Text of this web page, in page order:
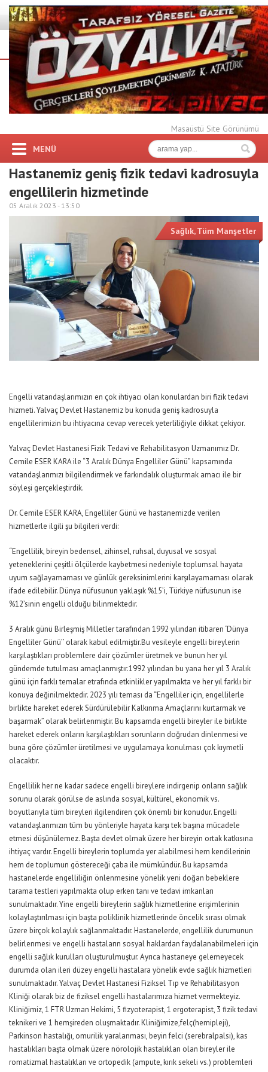
Masaüstü Site Görünümü
MENÜ
Hastanemiz geniş fizik tedavi kadrosuyla
engellilerin hizmetinde
05 Aralık 2023 - 13:50
Sağlık,Tüm Manşetler
Engelli vatandaşlarımızın en çok ihtiyacı olan konulardan biri fizik tedavi
hizmeti. Yalvaç Devlet Hastanemiz bu konuda geniş kadrosuyla
engellilerimizin bu ihtiyacına cevap verecek yeterliliğiyle dikkat çekiyor.
Yalvaç Devlet Hastanesi Fizik Tedavi ve Rehabilitasyon Uzmanımız Dr.
Cemile ESER KARA ile “3 Aralık Dünya Engelliler Günü” kapsamında
vatandaşlarımızı bilgilendirmek ve farkındalık oluşturmak amacı ile bir
söyleşi gerçekleştirdik.
Dr. Cemile ESER KARA, Engelliler Günü ve hastanemizde verilen
hizmetlerle ilgili şu bilgileri verdi:
“Engellilik, bireyin bedensel, zihinsel, ruhsal, duyusal ve sosyal
yeteneklerini çeşitli ölçülerde kaybetmesi nedeniyle toplumsal hayata
uyum sağlayamaması ve günlük gereksinimlerini karşılayamaması olarak
ifade edilebilir. Dünya nüfusunun yaklaşık %15’i, Türkiye nüfusunun ise
%12’sinin engelli olduğu bilinmektedir.
3 Aralık günü Birleşmiş Milletler tarafından 1992 yılından itibaren ‘Dünya
Engelliler Günü’’ olarak kabul edilmiştir.Bu vesileyle engelli bireylerin
karşılaştıkları problemlere dair çözümler üretmek ve bunun her yıl
gündemde tutulması amaçlanmıştır.1992 yılından bu yana her yıl 3 Aralık
günü için farklı temalar etrafında etkinlikler yapılmakta ve her yıl farklı bir
konuya değinilmektedir. 2023 yılı teması da “Engelliler için, engellilerle
birlikte hareket ederek Sürdürülebilir Kalkınma Amaçlarını kurtarmak ve
başarmak” olarak belirlenmiştir. Bu kapsamda engelli bireyler ile birlikte
hareket ederek onların karşılaştıkları sorunların doğrudan dinlenmesi ve
buna göre çözümler üretilmesi ve uygulamaya konulması çok kıymetli
olacaktır.
Engellilik her ne kadar sadece engelli bireylere indirgenip onların sağlık
sorunu olarak görülse de aslında sosyal, kültürel, ekonomik vs.
boyutlarıyla tüm bireyleri ilgilendiren çok önemli bir konudur. Engelli
vatandaşlarımızın tüm bu yönleriyle hayata karşı tek başına mücadele
etmesi düşünülemez. Başta devlet olmak üzere her bireyin ortak katkısına
ihtiyaç vardır. Engelli bireylerin toplumda yer alabilmesi hem kendilerinin
hem de toplumun göstereceği çaba ile mümkündür. Bu kapsamda
hastanelerde engelliliğin önlenmesine yönelik yeni doğan bebeklere
tarama testleri yapılmakta olup erken tanı ve tedavi imkanları
sunulmaktadır. Yine engelli bireylerin sağlık hizmetlerine erişimlerinin
kolaylaştırılması için başta poliklinik hizmetlerinde öncelik sırası olmak
üzere birçok kolaylık sağlanmaktadır. Hastanelerde, engellilik durumunun
belirlenmesi ve engelli hastaların sosyal haklardan faydalanabilmeleri için
engelli sağlık kurulları oluşturulmuştur. Ayrıca hastaneye gelemeyecek
durumda olan ileri düzey engelli hastalara yönelik evde sağlık hizmetleri
sunulmaktadır. Yalvaç Devlet Hastanesi Fiziksel Tıp ve Rehabilitasyon
Kliniği olarak biz de fiziksel engelli hastalarımıza hizmet vermekteyiz.
Kliniğimiz, 1 FTR Uzman Hekimi, 5 fizyoterapist, 1 ergoterapist, 3 fizik tedavi
teknikeri ve 1 hemşireden oluşmaktadır. Kliniğimize,felç(hemipleji),
Parkinson hastalığı, omurilik yaralanması, beyin felci (serebralpalsi), kas
hastalıkları başta olmak üzere nörolojik hastalıkları olan bireyler ile
romatizmal hastalıkları ve ortopedik (ampute, kırık sekeli vs.) problemleri